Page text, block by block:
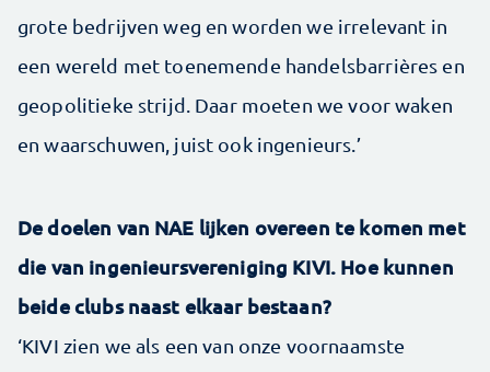
grote bedrijven weg en worden we irrelevant in
een wereld met toenemende handels­barrières en
geopolitieke strijd. Daar moeten we voor waken
en waarschuwen, juist ook ingenieurs.’
De doelen van NAE lijken overeen te komen met
die van ingenieursvereniging KIVI. Hoe kunnen
beide clubs naast elkaar bestaan?
‘KIVI zien we als een van onze voornaamste